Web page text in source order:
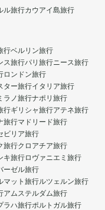
ル旅行カウアイ島旅行
行ベルリン旅行
ス旅行パリ旅行ニース旅行
ロンドン旅行
ター旅行イタリア旅行
ラノ旅行ナポリ旅行
行ギリシャ旅行アテネ旅行
旅行マドリード旅行
ビリア旅行
旅行クロアチア旅行
キ旅行ロヴァニエミ旅行
ーゼル旅行
マット旅行ルツェルン旅行
アムステルダム旅行
ラハ旅行ポルトガル旅行